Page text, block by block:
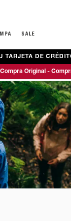
CALZADO
DE MONTAÑA
DEPORTIVOS
CASUALES
BOTAS
CHANCLAS &
CALZADO
DE MONTAÑA
BOTAS
DEPORTIVOS
CHANCLAS &
SALE
TARJETA DE
Original -